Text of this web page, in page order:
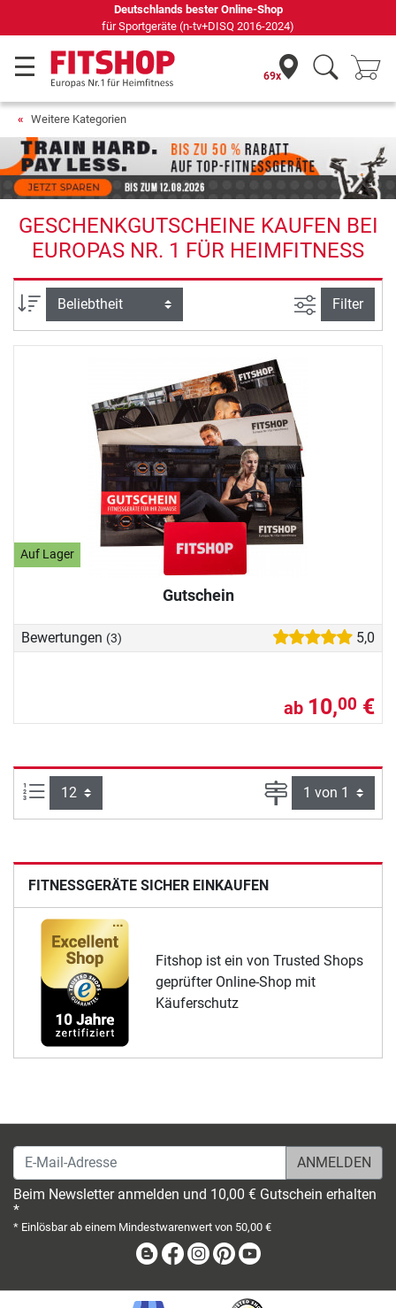
Deutschlands bester Online-Shop
für Sportgeräte (n-tv+DISQ 2016-2024)
69x
Weitere Kategorien
GESCHENKGUTSCHEINE KAUFEN BEI
EUROPAS NR. 1 FÜR HEIMFITNESS
Sortierung Ansicht
Filter
Auf Lager
Gutschein
Bewertungen (3) 5,0
ab 10,00 €
Artikel pro Seite: Seite
FITNESSGERÄTE SICHER EINKAUFEN
Fitshop ist ein von Trusted Shops
geprüfter Online-Shop mit
Käuferschutz
E-Mail-Adresse
Beim Newsletter anmelden und 10,00 € Gutschein erhalten
*
* Einlösbar ab einem Mindestwarenwert von 50,00 €
BlogFacebook
Instagram
Pinterest